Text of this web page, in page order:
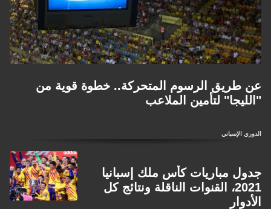
عن طريق الرسوم المتحركة.. خطوة قوية من
"الليجا" لتأمين الملاعب
الدوري الإسباني
جدول مباريات كأس ملك إسبانيا
2021، القنوات الناقلة ونتائج كل
الأدوار